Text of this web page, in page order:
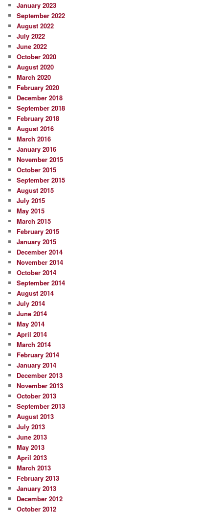
January 2023
September 2022
August 2022
July 2022
June 2022
October 2020
August 2020
March 2020
February 2020
December 2018
September 2018
February 2018
August 2016
March 2016
January 2016
November 2015
October 2015
September 2015
August 2015
July 2015
May 2015
March 2015
February 2015
January 2015
December 2014
November 2014
October 2014
September 2014
August 2014
July 2014
June 2014
May 2014
April 2014
March 2014
February 2014
January 2014
December 2013
November 2013
October 2013
September 2013
August 2013
July 2013
June 2013
May 2013
April 2013
March 2013
February 2013
January 2013
December 2012
October 2012